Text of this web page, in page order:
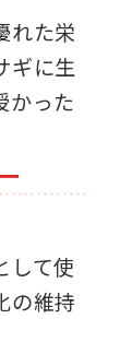
れた栄
ギに生
かった
して使
の維持